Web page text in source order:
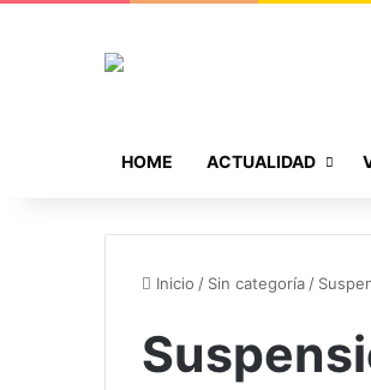
HOME ACTUALIDAD
Inicio / Sin categoría /